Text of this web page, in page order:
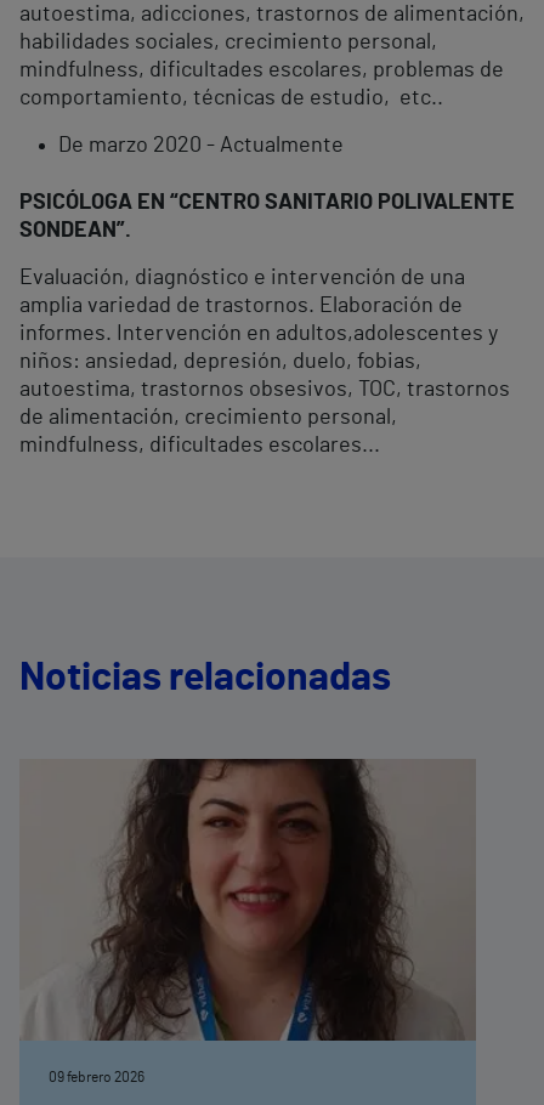
autoestima, adicciones, trastornos de alimentación,
habilidades sociales, crecimiento personal,
mindfulness, dificultades escolares, problemas de
comportamiento, técnicas de estudio, etc..
De marzo 2020 - Actualmente
PSICÓLOGA EN “CENTRO SANITARIO POLIVALENTE
SONDEAN”.
Evaluación, diagnóstico e intervención de una
amplia variedad de trastornos. Elaboración de
informes. Intervención en adultos,adolescentes y
niños: ansiedad, depresión, duelo, fobias,
autoestima, trastornos obsesivos, TOC, trastornos
de alimentación, crecimiento personal,
mindfulness, dificultades escolares...
Noticias relacionadas
09 febrero 2026